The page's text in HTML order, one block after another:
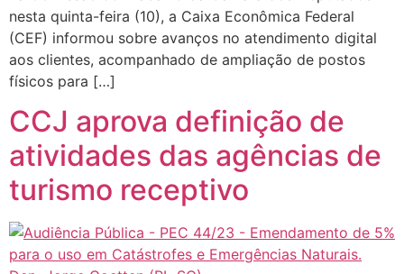
nesta quinta-feira (10), a Caixa Econômica Federal
(CEF) informou sobre avanços no atendimento digital
aos clientes, acompanhado de ampliação de postos
físicos para […]
CCJ aprova definição de
atividades das agências de
turismo receptivo